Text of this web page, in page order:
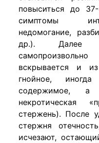
повыситься до
симптомы
недомогание,
др.). Далее
вскрывается и
гнойное,
содержимое, а
некротическая
стержень). После
стержня
исчезают,